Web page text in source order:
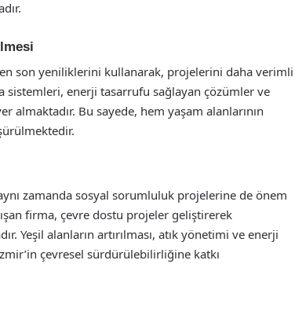
son yeniliklerini kullanarak, projelerini daha verimli
sistemleri, enerji tasarrufu sağlayan çözümler ve
almaktadır. Bu sayede, hem yaşam alanlarının
zamanda sosyal sorumluluk projelerine de önem
firma, çevre dostu projeler geliştirerek
Yeşil alanların artırılması, atık yönetimi ve enerji
çevresel sürdürülebilirliğine katkı